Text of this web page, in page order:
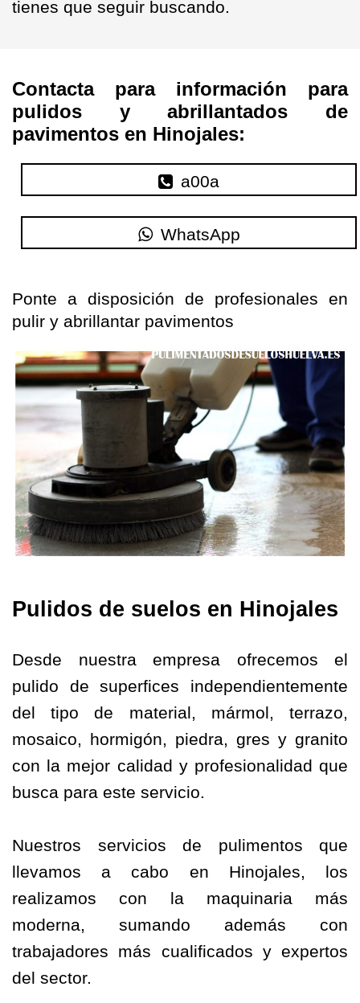
tienes que seguir buscando.
Contacta para información para
pulidos y abrillantados de
pavimentos en Hinojales:
a00a
WhatsApp
Ponte a disposición de profesionales en
pulir y abrillantar pavimentos
Pulidos de suelos en Hinojales
Desde nuestra empresa ofrecemos el
pulido de superfices independientemente
del tipo de material, mármol, terrazo,
mosaico, hormigón, piedra, gres y granito
con la mejor calidad y profesionalidad que
busca para este servicio.
Nuestros servicios de pulimentos que
llevamos a cabo en Hinojales, los
realizamos con la maquinaria más
moderna, sumando además con
trabajadores más cualificados y expertos
del sector.